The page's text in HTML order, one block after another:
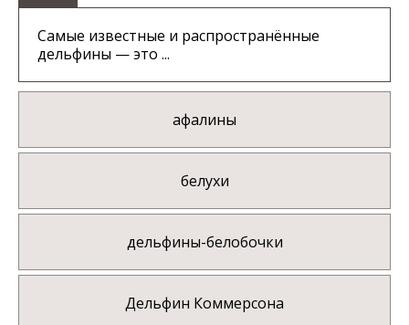
Самые известные и распространённые
дельфины — это ...
афалины
белухи
дельфины-белобочки
Дельфин Коммерсона